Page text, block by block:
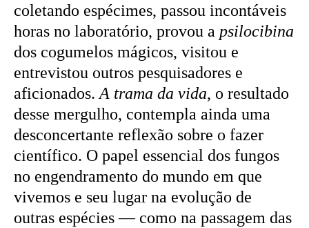
coletando espécimes, passou incontáveis
horas no laboratório, provou a psilocibina
dos cogumelos mágicos, visitou e
entrevistou outros pesquisadores e
aficionados. A trama da vida, o resultado
desse mergulho, contempla ainda uma
desconcertante reflexão sobre o fazer
científico. O papel essencial dos fungos
no engendramento do mundo em que
vivemos e seu lugar na evolução de
outras espécies — como na passagem das